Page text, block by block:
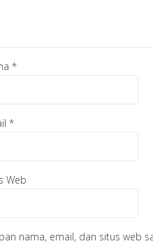
*
*
Web
nama, email, dan situs web